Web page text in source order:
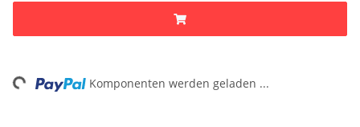
Komponenten werden geladen ...